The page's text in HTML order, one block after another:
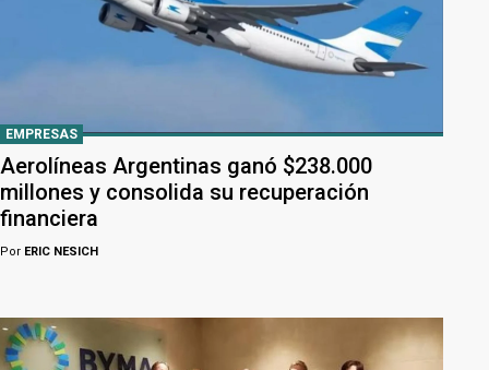
EMPRESAS
Aerolíneas Argentinas ganó $238.000
millones y consolida su recuperación
financiera
Por ERIC NESICH